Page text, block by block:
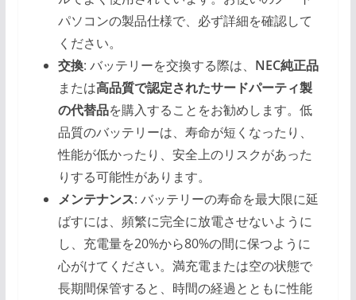
パソコンの製品仕様で、必ず詳細を確認して
ください。
交換: バッテリーを交換する際は、 NEC純正品
または高品質で認定されたサードパーティ製
の代替品を購入することをお勧めします。低
品質のバッテリーは、寿命が短くなったり、
性能が低かったり、安全上のリスクがあった
りする可能性があります。
メンテナンス: バッテリーの寿命を最大限に延
ばすには、頻繁に完全に放電させないように
し、充電量を20%から80%の間に保つように
心がけてください。満充電または空の状態で
長期間保管すると、時間の経過とともに性能